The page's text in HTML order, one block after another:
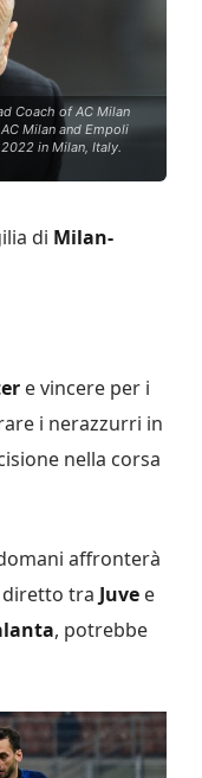
Coach of AC Milan
Milan and Empoli
in Milan, Italy.
di Milan-
e vincere per i
i nerazzurri in
nella corsa
affronterà
diretto tra Juve e
, potrebbe